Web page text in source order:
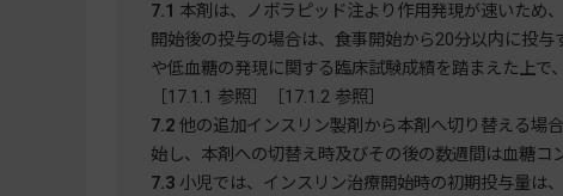
7.1 本剤は、ノボラピッド注より作用発現が速いため
開始後の投与の場合は、食事開始から20分以内に投
や低血糖の発現に関する臨床試験成績を踏まえた上で
［17.1.1 参照］［17.1.2 参照］
7.2他の追加インスリン製剤から本剤へ切り替える場
始し、本剤への切替え時及びその後の数週間は血糖コ
7.3小児では、インスリン治療開始時の初期投与量は